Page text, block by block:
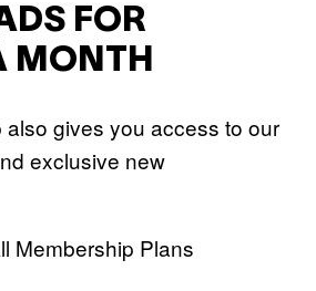
FOR
MONTH
gives you access to our
exclusive new
Membership Plans